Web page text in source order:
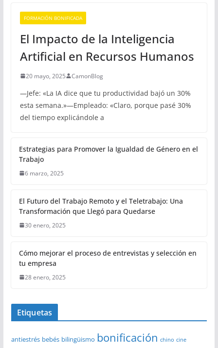
FORMACIÓN BONIFICADA
El Impacto de la Inteligencia
Artificial en Recursos Humanos
20 mayo, 2025 CamonBlog
—Jefe: «La IA dice que tu productividad bajó un 30%
esta semana.»—Empleado: «Claro, porque pasé 30%
del tiempo explicándole a
Estrategias para Promover la Igualdad de Género en el
Trabajo
6 marzo, 2025
El Futuro del Trabajo Remoto y el Teletrabajo: Una
Transformación que Llegó para Quedarse
30 enero, 2025
Cómo mejorar el proceso de entrevistas y selección en
tu empresa
28 enero, 2025
Etiquetas
antiestrés bebés bilingüismo bonificación chino cine